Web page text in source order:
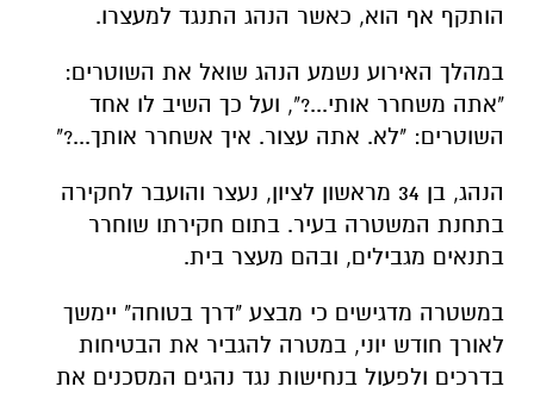
הותקף אף הוא, כאשר הנהג התנגד למעצרו.
במהלך האירוע נשמע הנהג שואל את השוטרים:
"אתה משחרר אותי...?", ועל כך השיב לו אחד
השוטרים: "לא. אתה עצור. איך אשחרר אותך...?"
הנהג, בן 34 מראשון לציון, נעצר והועבר לחקירה
בתחנת המשטרה בעיר. בתום חקירתו שוחרר
בתנאים מגבילים, ובהם מעצר בית.
במשטרה מדגישים כי מבצע "דרך בטוחה" יימשך
לאורך חודש יוני, במטרה להגביר את הבטיחות
בדרכים ולפעול בנחישות נגד נהגים המסכנים את